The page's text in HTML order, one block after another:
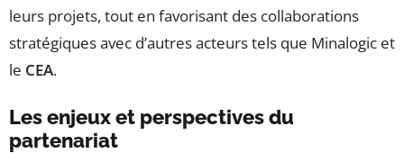
leurs projets, tout en favorisant des collaborations
stratégiques avec d’autres acteurs tels que Minalogic et
le CEA.
Les enjeux et perspectives du
partenariat